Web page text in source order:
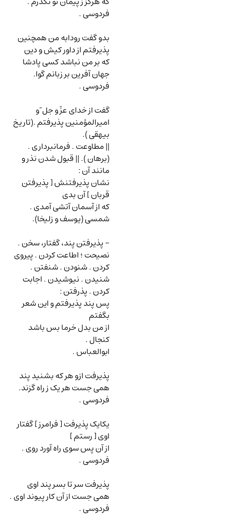
فردوسی .
بدو گفت رودابه من همچنین
پذیرفتم از داور کیش و دین
که بر من نباشد کسی پادشا
جهان آفرین بر زبانم گوا.
فردوسی .
گفت از خدای عزّ و جل ّ و
امیرالمؤمنین پذیرفتم .(تاریخ
بیهقی ).
|| مطاوعت . فرمانبرداری .
(برهان ). || قبول شدن نذر و
مانند آن:
نشان پذیرفتنش [ پذیرفتن
قربان ] آن بدی
که از آسمان آتشی آمدی .
شمسی (یوسف و زلیخا).
-پذیرفتن پند، گفتار، سخن .
نصیحت؛ اطاعت کردن . پیروی
کردن . شنودن . شنفتن .
شنیدن . نیوشیدن . اجابت
کردن . پذرفتن:
پس پند پذیرفتم و این شعر
بگفتم
از من بدل خرما بس باشد
کنجال .
ابوالعباس .
پذیرفت ازو هر که بشنید پند
همی جست هر یک ز راه گزند.
فردوسی .
یکایک پذیرفت [ فرامرز ] گفتار
اوی [ رستم ]
از آن پس سوی راه آورد روی .
فردوسی .
پذیرفت سر تا بسر پند اوی
همی جست از آن کار پیوند اوی .
فردوسی .